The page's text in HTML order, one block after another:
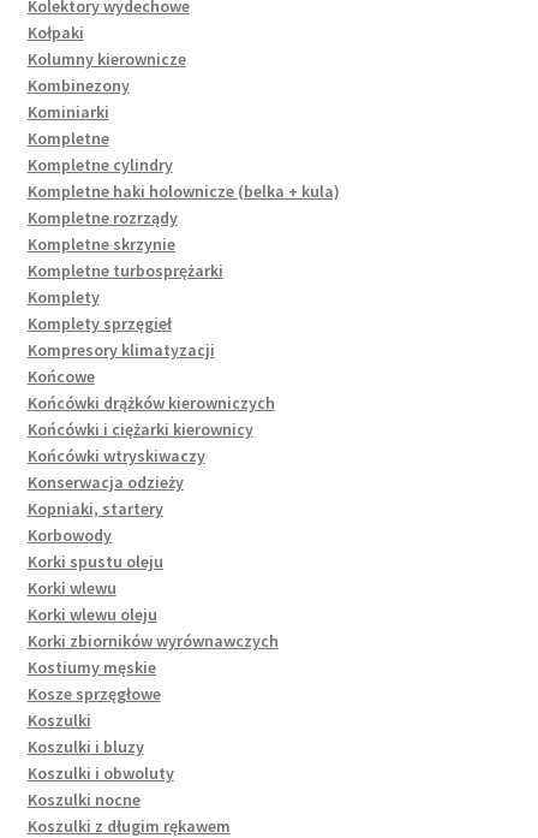
Kolektory wydechowe
Kołpaki
Kolumny kierownicze
Kombinezony
Kominiarki
Kompletne
Kompletne cylindry
Kompletne haki holownicze (belka + kula)
Kompletne rozrządy
Kompletne skrzynie
Kompletne turbosprężarki
Komplety
Komplety sprzęgieł
Kompresory klimatyzacji
Końcowe
Końcówki drążków kierowniczych
Końcówki i ciężarki kierownicy
Końcówki wtryskiwaczy
Konserwacja odzieży
Kopniaki, startery
Korbowody
Korki spustu oleju
Korki wlewu
Korki wlewu oleju
Korki zbiorników wyrównawczych
Kostiumy męskie
Kosze sprzęgłowe
Koszulki
Koszulki i bluzy
Koszulki i obwoluty
Koszulki nocne
Koszulki z długim rękawem